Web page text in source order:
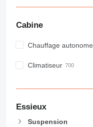
Cabine
Chauffage autonome
Climatiseur
Essieux
Suspension